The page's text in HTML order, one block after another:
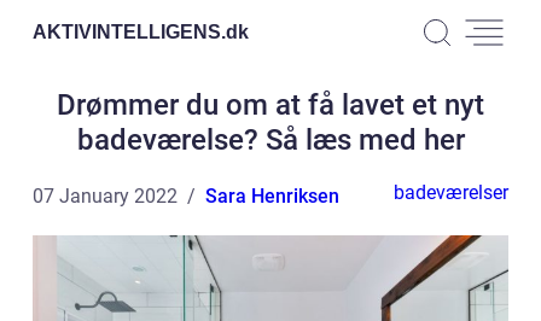
AKTIVINTELLIGENS.dk
Drømmer du om at få lavet et nyt
badeværelse? Så læs med her
07 January 2022 Sara Henriksen badeværelser